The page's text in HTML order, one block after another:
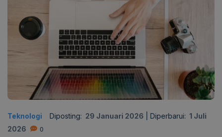
Teknologi Diposting: 29 Januari 2026 Diperbarui: 1 Juli
2026
0